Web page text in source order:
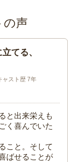
の声
てる、
ャスト歴 7年
と出来栄えも
く喜んでいた
こと。そして
ばせることが